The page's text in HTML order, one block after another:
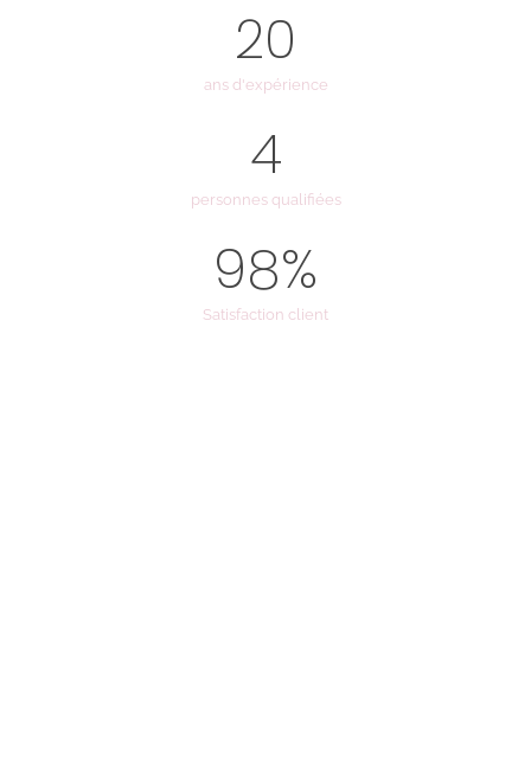
ans d'expérience
20
personnes qualifiées
4
Satisfaction client
98%